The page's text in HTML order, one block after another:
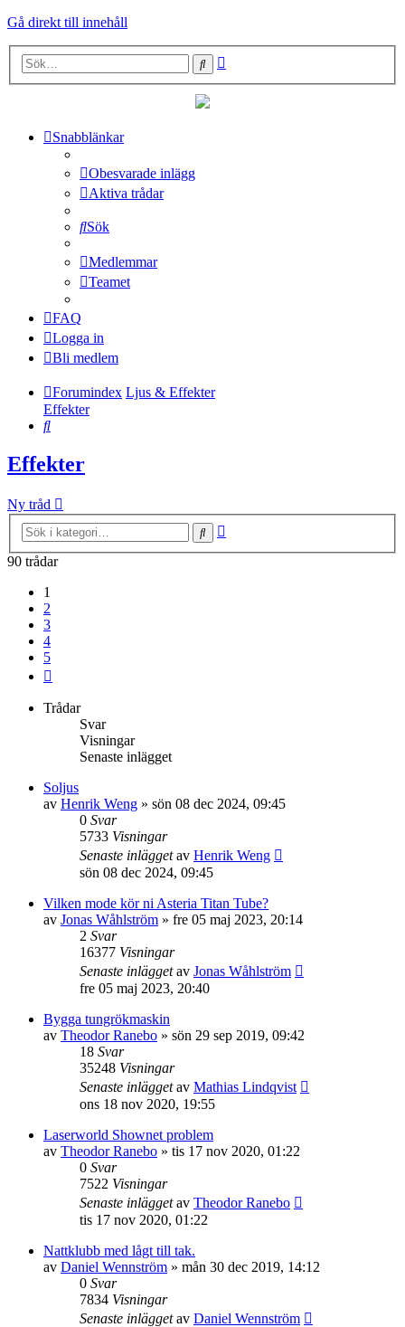
Gå direkt till innehåll
Sök
Snabblänkar
Obesvarade inlägg
Aktiva trådar
Sök
Medlemmar
Teamet
FAQ
Logga in
Bli medlem
Forumindex Ljus & Effekter
Effekter
Sök
Effekter
Ny tråd
Sök
90 trådar
1
2
3
4
5
Trådar
Svar
Visningar
Senaste inlägget
Soljus
av Henrik Weng » sön 08 dec 2024, 09:45
0 Svar
5733 Visningar
Senaste inläggetav Henrik Weng
sön 08 dec 2024, 09:45
Vilken mode kör ni Asteria Titan Tube?
av Jonas Wåhlström » fre 05 maj 2023, 20:14
2 Svar
16377 Visningar
Senaste inläggetav Jonas Wåhlström
fre 05 maj 2023, 20:40
Bygga tungrökmaskin
av Theodor Ranebo » sön 29 sep 2019, 09:42
18 Svar
35248 Visningar
Senaste inläggetav Mathias Lindqvist
ons 18 nov 2020, 19:55
Laserworld Shownet problem
av Theodor Ranebo » tis 17 nov 2020, 01:22
0 Svar
7522 Visningar
Senaste inläggetav Theodor Ranebo
tis 17 nov 2020, 01:22
Nattklubb med lågt till tak.
av Daniel Wennström » mån 30 dec 2019, 14:12
0 Svar
7834 Visningar
Senaste inläggetav Daniel Wennström